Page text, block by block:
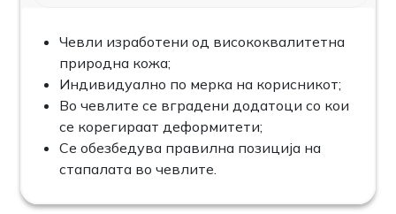
Чевли изработени од висококвалитетна
природна кожа;
Индивидуално по мерка на корисникот;
Во чевлите се вградени додатоци со кои
се корегираат деформитети;
Се обезбедува правилна позиција на
стапалата во чевлите.